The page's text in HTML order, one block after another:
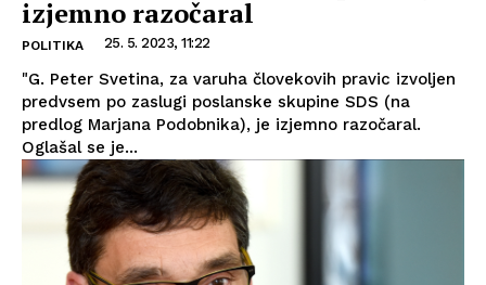
izjemno razočaral
POLITIKA 25. 5. 2023, 11:22
"G. Peter Svetina, za varuha človekovih pravic izvoljen
predvsem po zaslugi poslanske skupine SDS (na
predlog Marjana Podobnika), je izjemno razočaral.
Oglašal se je...